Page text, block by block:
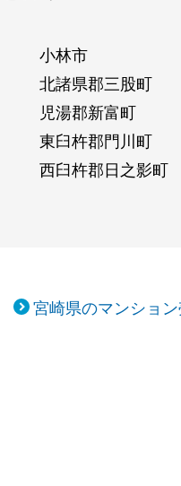
小林市
北諸県郡三股町
児湯郡新富町
東臼杵郡門川町
西臼杵郡日之影町
宮崎県のマンショ